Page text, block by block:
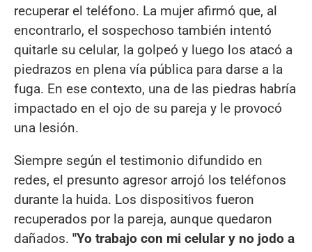
recuperar el teléfono. La mujer afirmó que, al
encontrarlo, el sospechoso también intentó
quitarle su celular, la golpeó y luego los atacó a
piedrazos en plena vía pública para darse a la
fuga. En ese contexto, una de las piedras habría
impactado en el ojo de su pareja y le provocó
una lesión.
Siempre según el testimonio difundido en
redes, el presunto agresor arrojó los teléfonos
durante la huida. Los dispositivos fueron
recuperados por la pareja, aunque quedaron
dañados. "Yo trabajo con mi celular y no jodo a